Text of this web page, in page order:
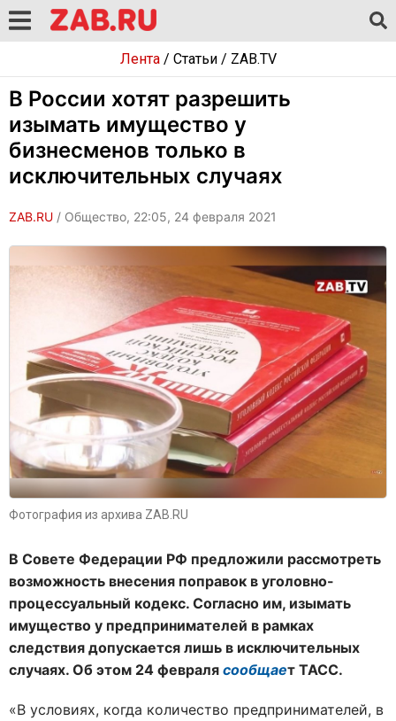
Лента/ Статьи/ ZAB.TV
В России хотят разрешить
изымать имущество у
бизнесменов только в
исключительных случаях
ZAB.RU / Общество, 22:05, 24 февраля 2021
Фотография из архива ZAB.RU
В Совете Федерации РФ предложили рассмотреть
возможность внесения поправок в уголовно-
процессуальный кодекс. Согласно им, изымать
имущество у предпринимателей в рамках
следствия допускается лишь в исключительных
случаях. Об этом 24 февраля сообщает ТАСС.
«В условиях, когда количество предпринимателей, в